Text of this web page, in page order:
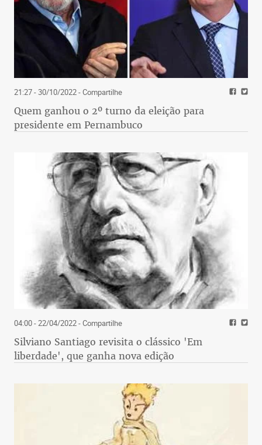
21:27 - 30/10/2022- Compartilhe
Quem ganhou o 2º turno da eleição para
presidente em Pernambuco
04:00 - 22/04/2022- Compartilhe
Silviano Santiago revisita o clássico 'Em
liberdade', que ganha nova edição